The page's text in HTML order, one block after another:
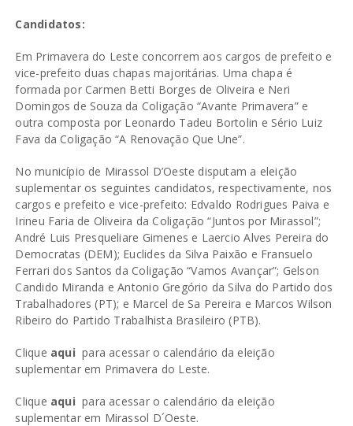
Candidatos:
Em Primavera do Leste concorrem aos cargos de prefeito e
vice-prefeito duas chapas majoritárias. Uma chapa é
formada por Carmen Betti Borges de Oliveira e Neri
Domingos de Souza da Coligação “Avante Primavera” e
outra composta por Leonardo Tadeu Bortolin e Sério Luiz
Fava da Coligação “A Renovação Que Une”.
No município de Mirassol D’Oeste disputam a eleição
suplementar os seguintes candidatos, respectivamente, nos
cargos e prefeito e vice-prefeito: Edvaldo Rodrigues Paiva e
Irineu Faria de Oliveira da Coligação “Juntos por Mirassol”;
André Luis Presqueliare Gimenes e Laercio Alves Pereira do
Democratas (DEM); Euclides da Silva Paixão e Fransuelo
Ferrari dos Santos da Coligação “Vamos Avançar”; Gelson
Candido Miranda e Antonio Gregório da Silva do Partido dos
Trabalhadores (PT); e Marcel de Sa Pereira e Marcos Wilson
Ribeiro do Partido Trabalhista Brasileiro (PTB).
Clique aqui para acessar o calendário da eleição
suplementar em Primavera do Leste.
Clique aqui para acessar o calendário da eleição
suplementar em Mirassol D´Oeste.